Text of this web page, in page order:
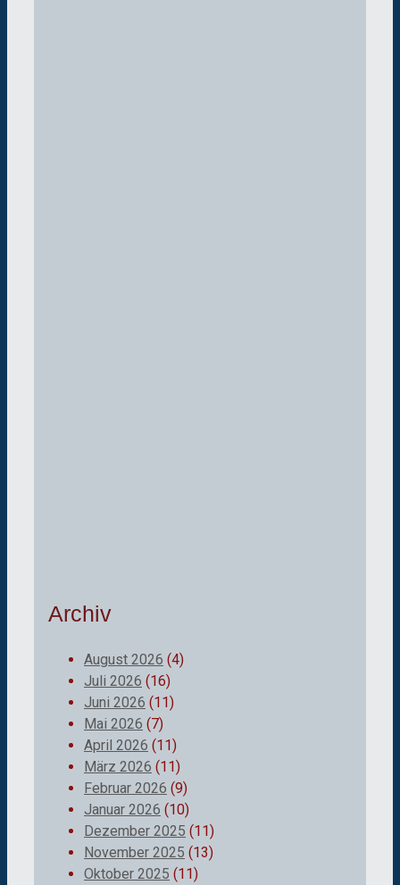
Archiv
August 2026 (4)
Juli 2026 (16)
Juni 2026 (11)
Mai 2026 (7)
April 2026 (11)
März 2026 (11)
Februar 2026 (9)
Januar 2026 (10)
Dezember 2025 (11)
November 2025 (13)
Oktober 2025 (11)